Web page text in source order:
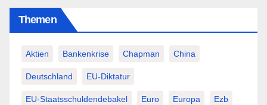
Beiträge
Themen
Aktien Bankenkrise Chapman China
Deutschland EU-Diktatur
EU-Staatsschuldendebakel Euro Europa Ezb